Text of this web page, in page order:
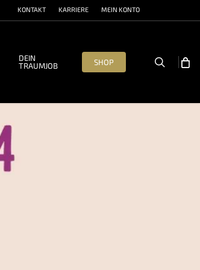
KONTAKT KARRIERE MEIN KONTO
DEIN
TRAUMJOB
SHOP search